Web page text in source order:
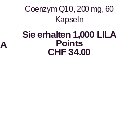
Coenzym Q10, 200 mg, 60
Kapseln
Sie erhalten 1,000 LILA
Points
CHF34.00